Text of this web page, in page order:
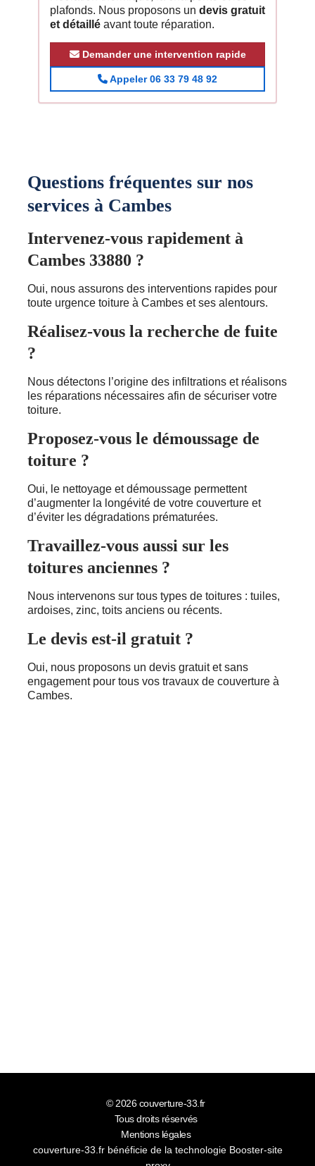
plafonds. Nous proposons un devis gratuit
et détaillé avant toute réparation.
Demander une intervention rapide
Appeler 06 33 79 48 92
Questions fréquentes sur nos
services à Cambes
Intervenez-vous rapidement à
Cambes 33880 ?
Oui, nous assurons des interventions rapides pour
toute urgence toiture à Cambes et ses alentours.
Réalisez-vous la recherche de fuite
?
Nous détectons l’origine des infiltrations et réalisons
les réparations nécessaires afin de sécuriser votre
toiture.
Proposez-vous le démoussage de
toiture ?
Oui, le nettoyage et démoussage permettent
d’augmenter la longévité de votre couverture et
d’éviter les dégradations prématurées.
Travaillez-vous aussi sur les
toitures anciennes ?
Nous intervenons sur tous types de toitures : tuiles,
ardoises, zinc, toits anciens ou récents.
Le devis est-il gratuit ?
Oui, nous proposons un devis gratuit et sans
engagement pour tous vos travaux de couverture à
Cambes.
© 2026couverture-33.fr
Tous droits réservés
Mentions légales
couverture-33.fr bénéficie de la technologie Booster-site